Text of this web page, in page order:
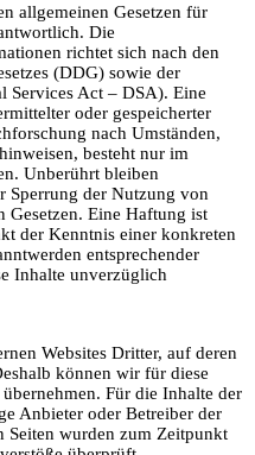
allgemeinen Gesetzen für
Die
richtet sich nach den
(DDG) sowie der
Services Act – DSA). Eine
oder gespeicherter
nach Umständen,
besteht nur im
Unberührt bleiben
Sperrung der Nutzung von
Gesetzen. Eine Haftung ist
der Kenntnis einer konkreten
entsprechender
Inhalte unverzüglich
Websites Dritter, auf deren
können wir für diese
Für die Inhalte der
Anbieter oder Betreiber der
Seiten wurden zum Zeitpunkt